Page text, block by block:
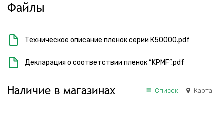
Файлы
Техническое описание пленок серии К50000.pdf
Декларация о соответствии пленок “KPMF”.pdf
Наличие в магазинах Список Карта